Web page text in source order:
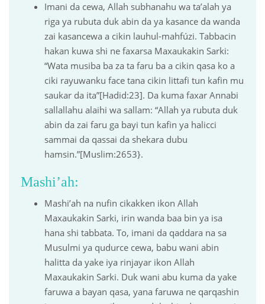
Imani da cewa, Allah subhanahu wa ta’alah ya
riga ya rubuta duk abin da ya kasance da wanda
zai kasancewa a cikin lauhul-mahfúzi. Tabbacin
hakan kuwa shi ne faxarsa Maxaukakin Sarki:
“Wata musiba ba za ta faru ba a cikin qasa ko a
ciki rayuwanku face tana cikin littafi tun kafin mu
saukar da ita”[Hadid:23]. Da kuma faxar Annabi
sallallahu alaihi wa sallam: “Allah ya rubuta duk
abin da zai faru ga bayi tun kafin ya halicci
sammai da qassai da shekara dubu
hamsin.”[Muslim:2653}.
Mashi’ah:
Mashi’ah na nufin cikakken ikon Allah
Maxaukakin Sarki, irin wanda baa bin ya isa
hana shi tabbata. To, imani da qaddara na sa
Musulmi ya qudurce cewa, babu wani abin
halitta da yake iya rinjayar ikon Allah
Maxaukakin Sarki. Duk wani abu kuma da yake
faruwa a bayan qasa, yana faruwa ne qarqashin